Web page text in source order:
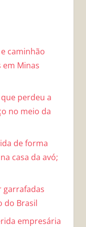
caminhão
Minas
perdeu a
no meio da
de forma
casa da avó;
garrafadas
do Brasil
empresária